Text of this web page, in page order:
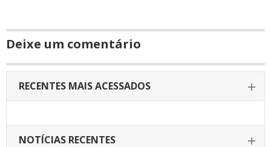
Deixe um comentário
RECENTES MAIS ACESSADOS
NOTÍCIAS RECENTES